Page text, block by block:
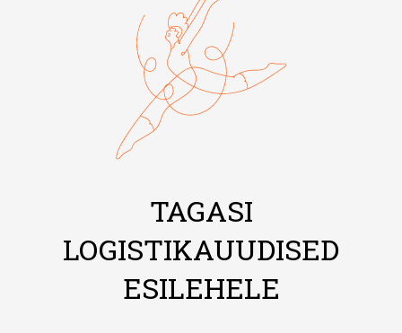
TAGASI
LOGISTIKAUUDISED
ESILEHELE